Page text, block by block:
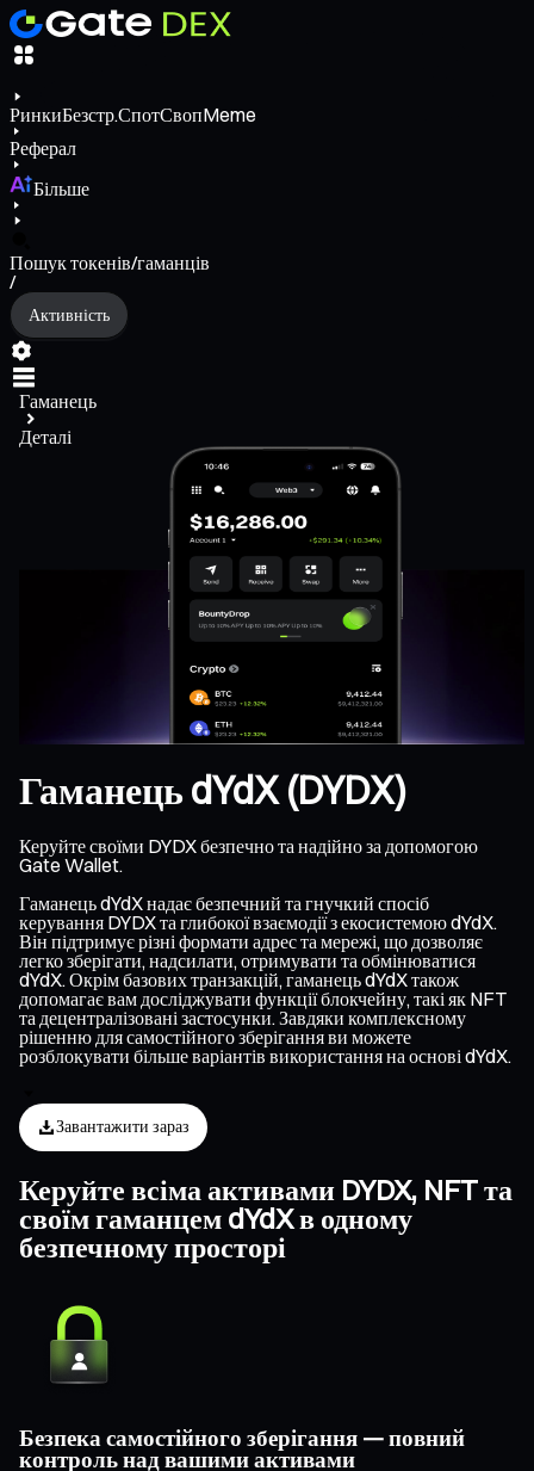
РинкиБезстр.СпотСвопMeme
Реферал
Більше
Пошук токенів/гаманців
/
Активність
Гаманець
Деталі
Гаманець dYdX (DYDX)
Керуйте своїми DYDX безпечно та надійно за допомогою
Gate Wallet.
Гаманець dYdX надає безпечний та гнучкий спосіб
керування DYDX та глибокої взаємодії з екосистемою dYdX.
Він підтримує різні формати адрес та мережі, що дозволяє
легко зберігати, надсилати, отримувати та обмінюватися
dYdX. Окрім базових транзакцій, гаманець dYdX також
допомагає вам досліджувати функції блокчейну, такі як NFT
та децентралізовані застосунки. Завдяки комплексному
рішенню для самостійного зберігання ви можете
розблокувати більше варіантів використання на основі dYdX.
Завантажити зараз
Керуйте всіма активами DYDX, NFT та
своїм гаманцем dYdX в одному
безпечному просторі
Безпека самостійного зберігання — повний
контроль над вашими активами